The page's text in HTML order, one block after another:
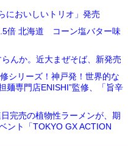
においしいトリオ」発売
倍 北海道 コーン塩バター味
んか。近大まぜそば、新発売
シリーズ！神戸発！世界的な
麺専門店ENISHI”監修、「旨辛
完売の植物性ラーメンが、期
ント「TOKYO GX ACTION